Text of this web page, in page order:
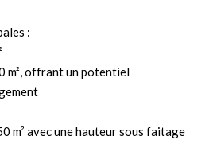
:
m², offrant un potentiel
m² avec une hauteur sous faitage